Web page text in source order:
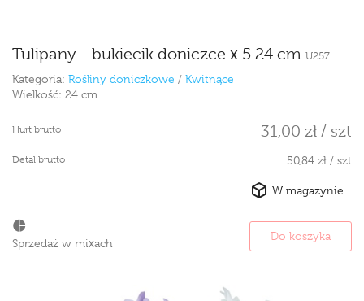
Tulipany - bukiecik doniczce x 5 24 cm U257
Kategoria: Rośliny doniczkowe / Kwitnące
Wielkość: 24 cm
Hurt brutto 31,00 zł / szt
Detal brutto 50,84 zł / szt
Sprzedaż w mixach
W magazynie
Do koszyka